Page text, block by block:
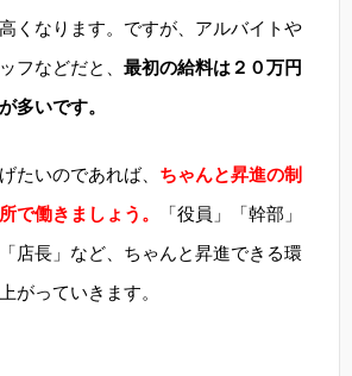
くなります。ですが、アルバイトや
フなどだと、 最初の給料は２０万円
多いです。
たいのであれば、 ちゃんと昇進の制
で働きましょう。
「役員」「幹部」
店長」など、ちゃんと昇進できる環
がっていきます。